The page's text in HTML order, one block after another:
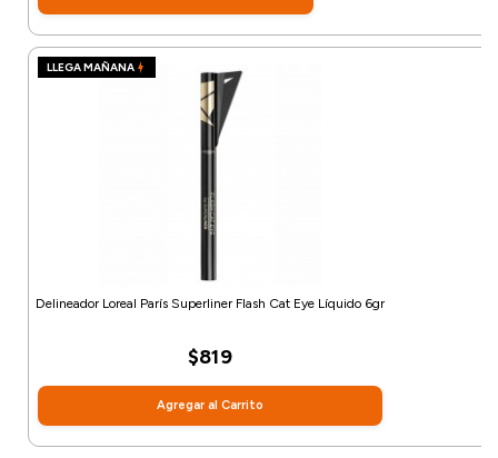
LLEGA MAÑANA
Delineador Loreal París Superliner Flash Cat Eye Líquido 6gr
$819
Agregar al Carrito